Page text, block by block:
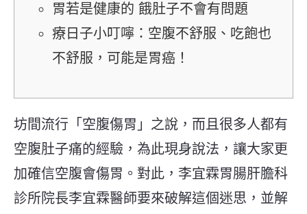
胃若是健康的 餓肚子不會有問題
療日子小叮嚀：空腹不舒服、吃飽也
不舒服，可能是胃癌！
坊間流行「空腹傷胃」之說，而且很多人都有
空腹肚子痛的經驗，為此現身說法，讓大家更
加確信空腹會傷胃。對此，李宜霖胃腸肝膽科
診所院長李宜霖醫師要來破解這個迷思，並解